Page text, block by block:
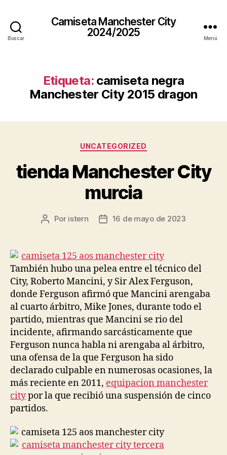
Buscar
Camiseta Manchester City
2024/2025
Menú
Etiqueta: camiseta negra
Manchester City 2015 dragon
Categorías
UNCATEGORIZED
tienda Manchester City
murcia
Autor
entrada
Por istern
Fecha
entrada
16 de mayo de 2023
También hubo una pelea entre el técnico del
City, Roberto Mancini, y Sir Alex Ferguson,
donde Ferguson afirmó que Mancini arengaba
al cuarto árbitro, Mike Jones, durante todo el
partido, mientras que Mancini se rio del
incidente, afirmando sarcásticamente que
Ferguson nunca habla ni arengaba al árbitro,
una ofensa de la que Ferguson ha sido
declarado culpable en numerosas ocasiones, la
más reciente en 2011, equipacion manchester
citypor la que recibió una suspensión de cinco
partidos.